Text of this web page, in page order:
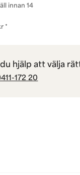
innan 14
*
du hjälp att välja
172 20